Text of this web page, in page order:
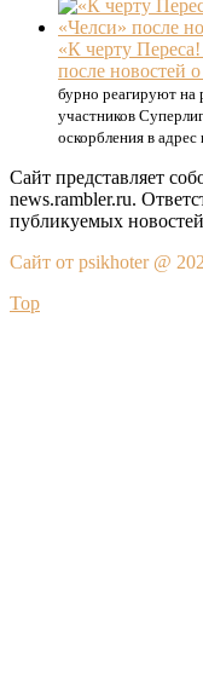
«К черту
после новостей
бурно реагируют на
участников
оскорбления в
Сайт представляет
news.rambler.ru.
публикуемых
Сайт от psikhoter @
Top